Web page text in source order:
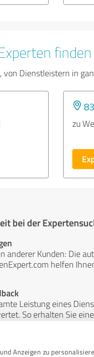
Anzeigen zu
von Dienstleistern in
zu
bei der
anderer Kunden: Die
helfen
Leistung eines
So erhalten Sie
unabhängig